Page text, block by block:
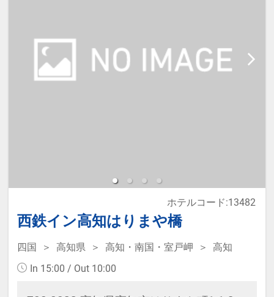
西鉄イン高知はりまや橋
ホテルコード:13482
四国 高知県 高知・南国・室戸岬
高知
In 15:00 / Out 10:00